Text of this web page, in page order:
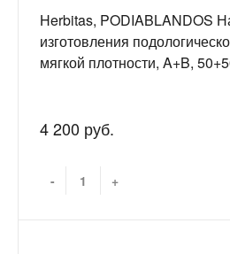
Herbitas, PODIABLANDOS
изготовления
мягкой плотности, A+B,
4 200 руб.
- +